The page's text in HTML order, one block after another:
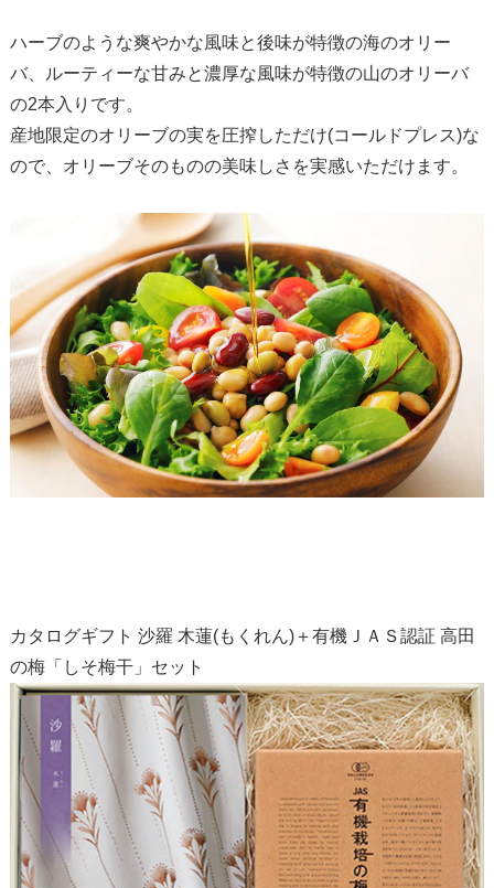
ハーブのような爽やかな風味と後味が特徴の海のオリー
バ、ルーティーな甘みと濃厚な風味が特徴の山のオリーバ
の2本入りです。
産地限定のオリーブの実を圧搾しただけ(コールドプレス)な
ので、オリーブそのものの美味しさを実感いただけます。
カタログギフト 沙羅 木蓮(もくれん)＋有機ＪＡＳ認証 高田
の梅「しそ梅干」セット